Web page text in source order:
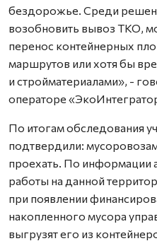
бездорожье. Среди
возобновить вывоз ТКО,
перенос контейнерных
маршрутов или хотя бы
и стройматериалами», -
операторе
По итогам обследования
подтвердили:
проехать. По
работы на данной
при появлении
накопленного мусора
выгрузят его из